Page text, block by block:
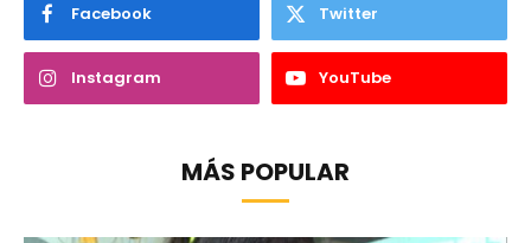
Facebook Twitter
Instagram YouTube
MÁS POPULAR